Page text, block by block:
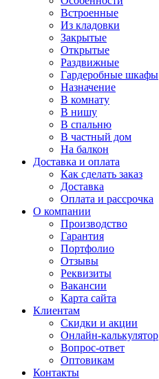
Встроенные
Из кладовки
Закрытые
Открытые
Раздвижные
Гардеробные шкафы
Назначение
В комнату
В нишу
В спальню
В частный дом
На балкон
Доставка и оплата
Как сделать заказ
Доставка
Оплата и рассрочка
О компании
Производство
Гарантия
Портфолио
Отзывы
Реквизиты
Вакансии
Карта сайта
Клиентам
Скидки и акции
Онлайн-калькулятор
Вопрос-ответ
Оптовикам
Контакты